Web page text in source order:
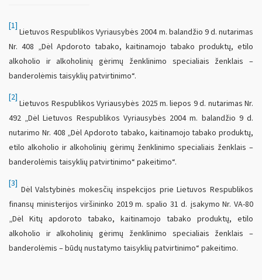
[1]
Lietuvos Respublikos Vyriausybės 2004 m. balandžio 9 d. nutarimas
Nr. 408 „Dėl Apdoroto tabako, kaitinamojo tabako produktų, etilo
alkoholio ir alkoholinių gėrimų ženklinimo specialiais ženklais –
banderolėmis taisyklių patvirtinimo“.
[2]
Lietuvos Respublikos Vyriausybės 2025 m. liepos 9 d. nutarimas Nr.
492 „Dėl Lietuvos Respublikos Vyriausybės 2004 m. balandžio 9 d.
nutarimo Nr. 408 „Dėl Apdoroto tabako, kaitinamojo tabako produktų,
etilo alkoholio ir alkoholinių gėrimų ženklinimo specialiais ženklais –
banderolėmis taisyklių patvirtinimo“ pakeitimo“.
[3]
Dėl Valstybinės mokesčių inspekcijos prie Lietuvos Respublikos
finansų ministerijos viršininko 2019 m. spalio 31 d. įsakymo Nr. VA-80
„Dėl Kitų apdoroto tabako, kaitinamojo tabako produktų, etilo
alkoholio ir alkoholinių gėrimų ženklinimo specialiais ženklais –
banderolėmis – būdų nustatymo taisyklių patvirtinimo“ pakeitimo.